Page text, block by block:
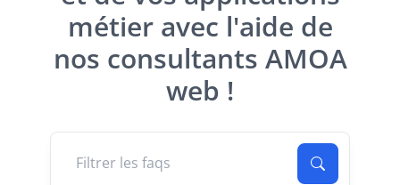
métier avec l'aide de
nos consultants AMOA
web !